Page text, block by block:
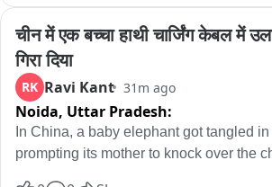
थाना में तैनात था.वहीं घायलों में मोतीपुर थाना में
कुमार और स्थानीय दुकानदार विनोद कुमार पटेल
तत्काल इलाज के लिए अस्पताल ले जाया गया, जहां
बताई जा रही है.
घटना की सूचना मिलते ही पुलिस मौके पर पहुंच कर
है.पुलिस ने फिलहाल आरोपी स्कार्पियो चालक को
चीन में एक बच्चा हाथी चार्जिंग केबल में
गिरा दिया
RK Ravi Kant 31m ago
Noida, Uttar Pradesh:
In China, a baby elephant got tangled
prompting its mother to knock over the